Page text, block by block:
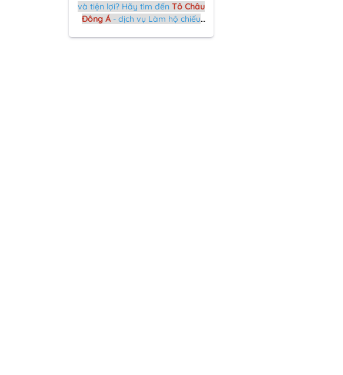
và tiện lợi? Hãy tìm đến Tô Châu
Đông Á - dịch vụ Làm hộ chiếu